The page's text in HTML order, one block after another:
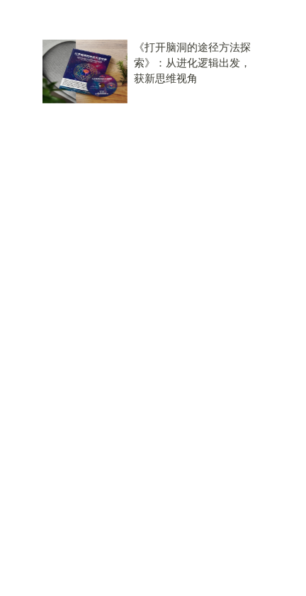
《打开脑洞的途径方法探
索》：从进化逻辑出发，
获新思维视角